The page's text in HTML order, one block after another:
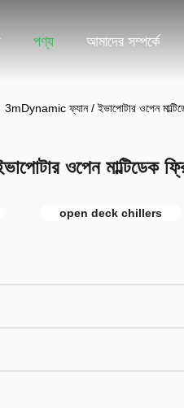
পণ্য আমাদের সম্পর্কে
3mDynamic ফ্যান / ইভাপোটার ওপেন
ওপেন মাল্টিডেক
open deck chillers